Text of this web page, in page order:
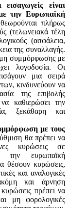
εισαγωγείς είναι
την Ευρωπαϊκή
πλήρως
(τελωνειακά τέλη
(ασφάλεια,
της συναλλαγής.
μη συμμόρφωσης με
λογοδοσία. Οι
μια σειρά
κινδυνεύουν να
της επιβολής
καθιερώσει την
ξεκάθαρη και
με τους
θα πρέπει να
κυρώσεις σε
την ευρωπαϊκή
θέσουν κυρώσεις,
και αναλογικές
και άρνηση
πρέπει να
μη φορολογικές